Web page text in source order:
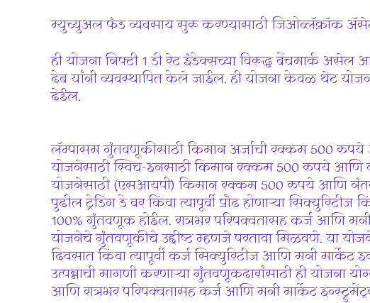
म्युच्युअल फंड व्यवसाय सुरू करण्यासाठी जिओब्लॅक्रॉक
ही योजना निफ्टी 1 डी रेट इंडेक्सच्या विरूद्ध बेंचमार्क असेल
देब यांनी व्यवस्थापित केले जाईल. ही योजना केवळ थेट
देईल.
लॅम्पासम गुंतवणूकीसाठी किमान अर्जाची रक्कम 500
योजनेसाठी स्विच-इनसाठी किमान रक्कम 500 रुपये
योजनेसाठी (एसआयपी) किमान रक्कम 500 रुपये आणि
पुढील ट्रेडिंग डे वर किंवा त्यापूर्वी प्रौढ होणार्‍या
100% गुंतवणूक होईल. रात्रभर परिपक्वतासह कर्ज आणि
योजनेचे गुंतवणूकीचे उद्दीष्ट म्हणजे परतावा मिळवणे. या
दिवसात किंवा त्यापूर्वी कर्ज सिक्युरिटीज आणि मनी
उत्पन्नाची मागणी करणार्‍या गुंतवणूकदारांसाठी ही
आणि रात्रभर परिपक्वतासह कर्ज आणि मनी मार्केट